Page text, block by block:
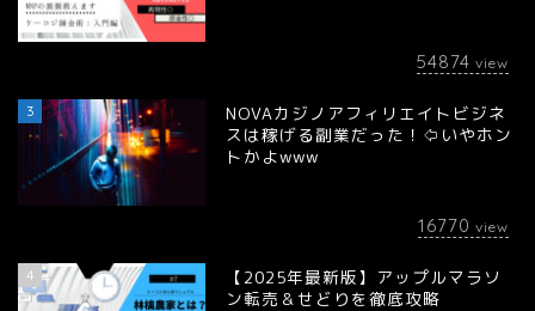
54874 view
3
NOVAカジノアフィリエイトビジネ
スは稼げる副業だった！⇦いやホン
トかよwww
16770 view
4
【2025年最新版】アップルマラソ
ン転売＆せどりを徹底攻略